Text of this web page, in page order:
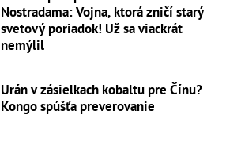
Nostradama: Vojna, ktorá zničí starý
svetový poriadok! Už sa viackrát
nemýlil
Urán v zásielkach kobaltu pre Čínu?
Kongo spúšťa preverovanie